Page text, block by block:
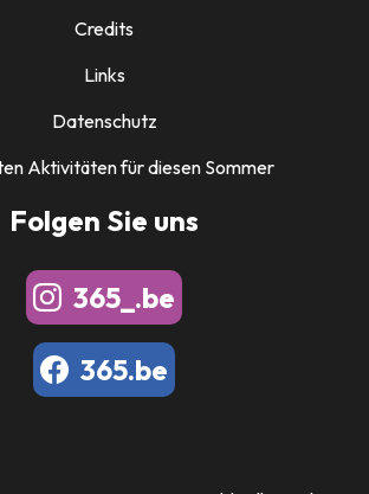
Credits
Links
Datenschutz
Aktivitäten für diesen Sommer
Folgen Sie uns
365_.be
365.be